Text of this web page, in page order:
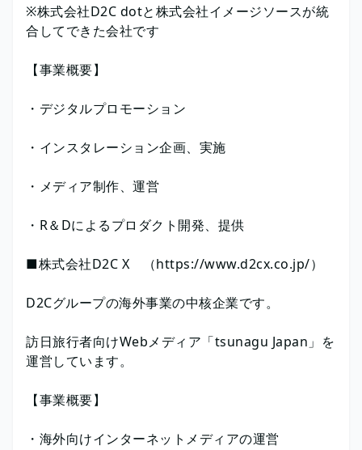
※株式会社D2C dotと株式会社イメージソースが統
合してできた会社です
【事業概要】
・デジタルプロモーション
・インスタレーション企画、実施
・メディア制作、運営
・R＆Dによるプロダクト開発、提供
■株式会社D2C X （https://www.d2cx.co.jp/）
D2Cグループの海外事業の中核企業です。
訪日旅行者向けWebメディア「tsunagu Japan」を
運営しています。
【事業概要】
・海外向けインターネットメディアの運営